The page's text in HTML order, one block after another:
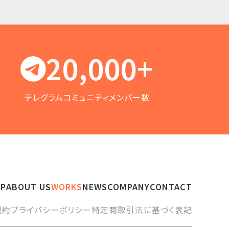
20,000+
テレグラムコミュニティメンバー数
ABOUT USWORKSNEWSCOMPANYCONTACT
プライバシーポリシー特定商取引法に基づく表記